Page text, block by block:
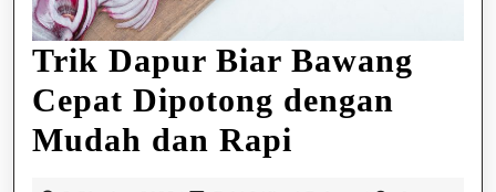
Trik Dapur Biar Bawang
Cepat Dipotong dengan
Mudah dan Rapi